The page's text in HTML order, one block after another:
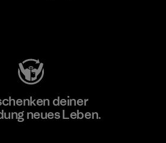
deiner
neues Leben.